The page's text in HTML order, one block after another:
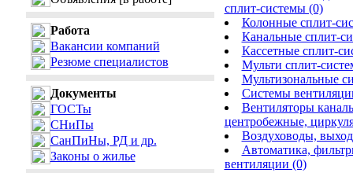
Работа
Вакансии компаний
Резюме специалистов
Документы
ГОСТы
СНиПы
СанПиНы, РД и др.
Законы о жилье
сплит-системы (0)
Колонные сплит-
Канальные сплит-
Кассетные сплит-
Мульти сплит-
Мультизональные
Системы
Вентиляторы
центробежные,
Воздуховоды,
Автоматика,
вентиляции (0)